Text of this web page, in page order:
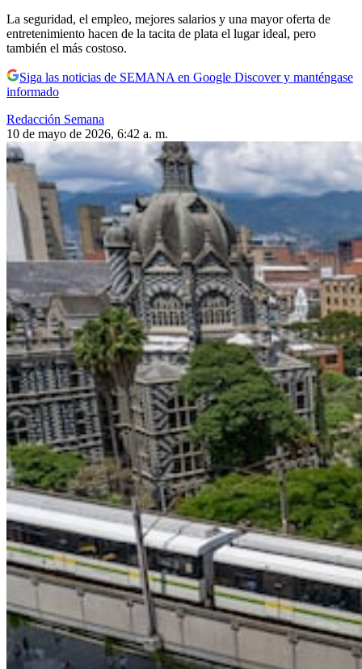
La seguridad, el empleo, mejores salarios y una mayor oferta de
entretenimiento hacen de la tacita de plata el lugar ideal, pero
también el más costoso.
Siga las noticias de SEMANA en Google Discover y manténgase
informado
Redacción Semana
10 de mayo de 2026, 6:42 a. m.